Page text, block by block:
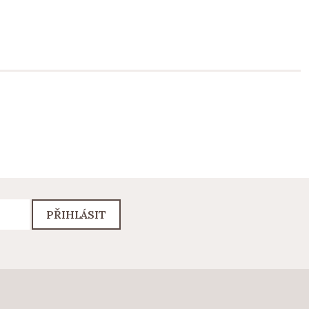
PŘIHLÁSIT